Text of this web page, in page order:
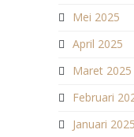
Mei 2025
April 2025
Maret 2025
Februari
Januari 2025